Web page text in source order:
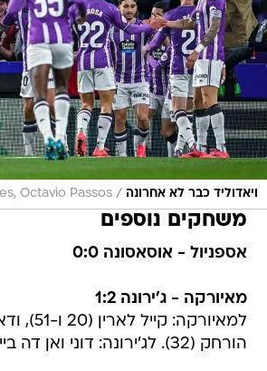
ויאדוליד כבר לא אחרונה /
Octavio Passos
משחקים נוספים
אספניול - אוסאסונה 0:0
מאיורקה - ג'ירונה 1:2
למאיורקה:
הורחק (32). לג'ירונה: דוני ואן דה בייק (7)